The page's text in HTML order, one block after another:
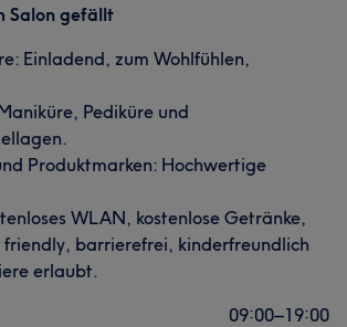
Salon gefällt
Einladend, zum Wohlfühlen,
Pediküre und
Produktmarken: Hochwertige
WLAN, kostenlose Getränke,
friendly, barrierefrei, kinderfreundlich
erlaubt.
09:00–19:00